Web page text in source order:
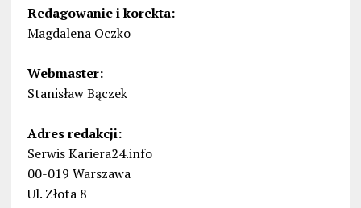
Redagowanie i korekta:
Magdalena Oczko
Webmaster:
Stanisław Bączek
Adres redakcji:
Serwis Kariera24.info
00-019 Warszawa
Ul. Złota 8